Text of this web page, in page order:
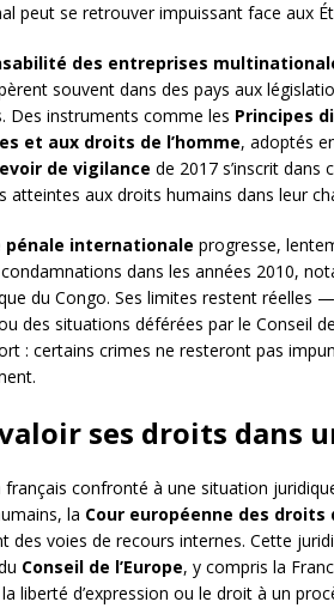
peut se retrouver impuissant face aux
des entreprises
souvent dans des pays aux
Des instruments comme les Principes
et aux droits de l’homme, adoptés
de vigilance de 2017 s’inscrit
atteintes aux droits humains dans leur
pénale internationale progresse,
dans les années 2010,
du Congo. Ses limites restent réelles
des situations déférées par le Conseil
: certains crimes ne resteront pas
ses droits dans
confronté à une situation
la Cour européenne des droits
des voies de recours internes. Cette
Conseil de l’Europe, y compris la
liberté d’expression ou le droit à un